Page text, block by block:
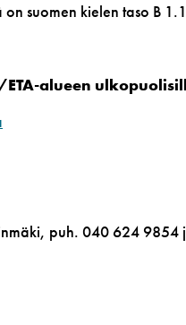
suomen kielen taso B
alueen
puh. 040 624